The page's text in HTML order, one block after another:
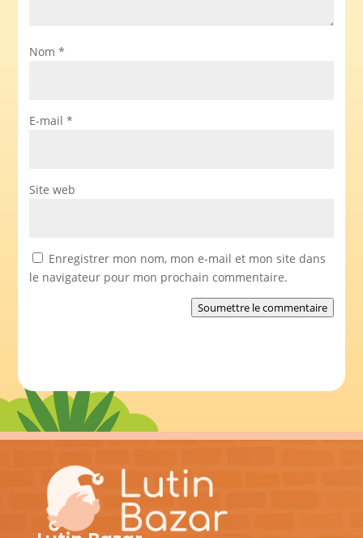
Nom *
E-mail *
Site web
Enregistrer mon nom, mon e-mail et mon site dans
le navigateur pour mon prochain commentaire.
Soumettre le commentaire